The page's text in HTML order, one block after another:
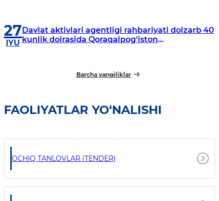
27
IYU
Davlat aktivlari agentligi rahbariyati dolzarb 40
kunlik doirasida Qoraqalpog‘iston
Barcha yangiliklar
FAOLIYATLAR YO‘NALISHI
OCHIQ TANLOVLAR (TENDER)